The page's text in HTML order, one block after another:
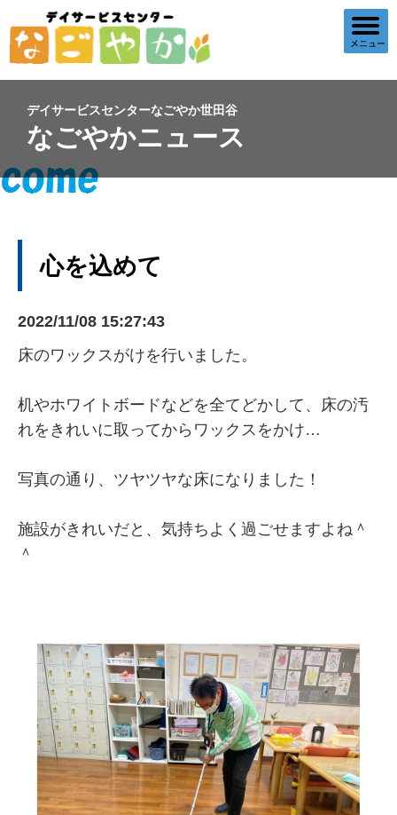
デイサービスセンターなごやか世田谷
なごやかニュース
心を込めて
2022/11/08 15:27:43
床のワックスがけを行いました。
机やホワイトボードなどを全てどかして、床の汚
れをきれいに取ってからワックスをかけ…
写真の通り、ツヤツヤな床になりました！
施設がきれいだと、気持ちよく過ごせますよね＾
＾